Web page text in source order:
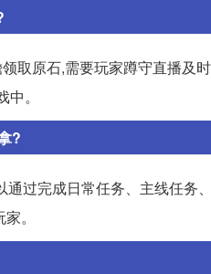
取原石,需要玩家蹲守直播及
。
?
通过完成日常任务、主线任
。